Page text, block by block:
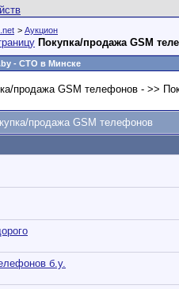
> Аукцион
Покупка/продажа GSM
- СТО в Минске
продажа GSM телефонов - >>
продажа GSM телефонов
б.у.